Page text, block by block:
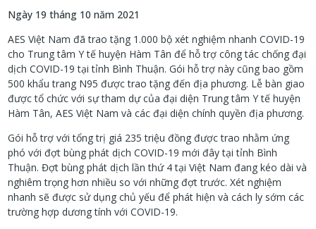
Ngày 19 tháng 10 năm 2021
AES Việt Nam đã trao tặng 1.000 bộ xét nghiệm nhanh COVID-19
cho Trung tâm Y tế huyện Hàm Tân để hỗ trợ công tác chống đại
dịch COVID-19 tại tỉnh Bình Thuận. Gói hỗ trợ này cũng bao gồm
500 khẩu trang N95 được trao tặng đến địa phương. Lễ bàn giao
được tổ chức với sự tham dự của đại diện Trung tâm Y tế huyện
Hàm Tân, AES Việt Nam và các đại diện chính quyền địa phương.
Gói hỗ trợ với tổng trị giá 235 triệu đồng được trao nhằm ứng
phó với đợt bùng phát dịch COVID-19 mới đây tại tỉnh Bình
Thuận. Đợt bùng phát dịch lần thứ 4 tại Việt Nam đang kéo dài và
nghiêm trọng hơn nhiều so với những đợt trước. Xét nghiệm
nhanh sẽ được sử dụng chủ yếu để phát hiện và cách ly sớm các
trường hợp dương tính với COVID-19.